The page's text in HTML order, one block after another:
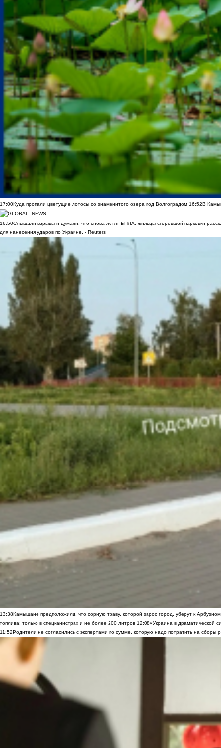
17:00Куда пропали цветущие лотосы со знаменитого озера под Волгоградом 16:52В
16:50Слышали взрывы и думали, что снова летят БПЛА: жильцы сгоревшей парковки
для нанесения ударов по Украине, - Reuters
13:38Камышане предположили, что сорную траву, которой зарос город, уберут к
топлива: только в спецканистрах и не более 200 литров 12:08«Украина в драматической
11:52Родители не согласились с экспертами по сумме, которую надо потратить на сборы